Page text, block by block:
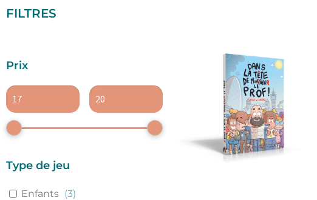
FILTRES
Prix
Type de jeu
Enfants (3)